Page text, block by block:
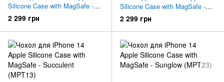
Silicone Case with MagSafe -
Midnight (MPRU3)
2 299 грн
Silicone Case with MagSafe -
Storm Blue (MPRV3)
2 299 грн